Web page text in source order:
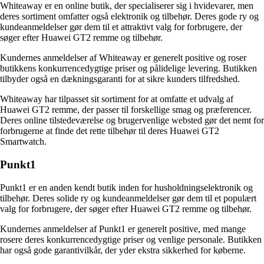
Whiteaway er en online butik, der specialiserer sig i hvidevarer, men
deres sortiment omfatter også elektronik og tilbehør. Deres gode ry og
kundeanmeldelser gør dem til et attraktivt valg for forbrugere, der
søger efter Huawei GT2 remme og tilbehør.
Kundernes anmeldelser af Whiteaway er generelt positive og roser
butikkens konkurrencedygtige priser og pålidelige levering. Butikken
tilbyder også en dækningsgaranti for at sikre kunders tilfredshed.
Whiteaway har tilpasset sit sortiment for at omfatte et udvalg af
Huawei GT2 remme, der passer til forskellige smag og præferencer.
Deres online tilstedeværelse og brugervenlige websted gør det nemt for
forbrugerne at finde det rette tilbehør til deres Huawei GT2
Smartwatch.
Punkt1
Punkt1 er en anden kendt butik inden for husholdningselektronik og
tilbehør. Deres solide ry og kundeanmeldelser gør dem til et populært
valg for forbrugere, der søger efter Huawei GT2 remme og tilbehør.
Kundernes anmeldelser af Punkt1 er generelt positive, med mange
rosere deres konkurrencedygtige priser og venlige personale. Butikken
har også gode garantivilkår, der yder ekstra sikkerhed for køberne.